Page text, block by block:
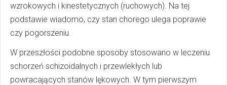
wzrokowych i kinestetycznych (ruchowych). Na tej
podstawie wiadomo, czy stan chorego ulega poprawie
czy pogorszeniu.
W przeszłości podobne sposoby stosowano w leczeniu
schorzeń schizoidalnych i przewlekłych lub
powracających stanów lękowych. W tym pierwszym